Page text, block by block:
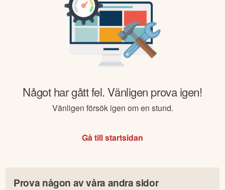
Något har gått fel. Vänligen prova igen!
Vänligen försök igen om en stund.
Gå till startsidan
Prova någon av våra andra sidor